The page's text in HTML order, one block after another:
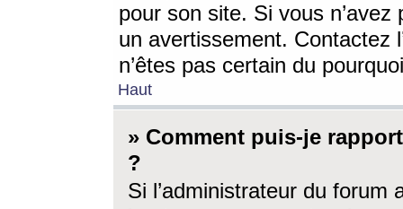
pour son site. Si vous
un avertissement. Contactez
n’êtes pas certain du
Haut
» Comment puis-je
?
Si l’administrateur du forum